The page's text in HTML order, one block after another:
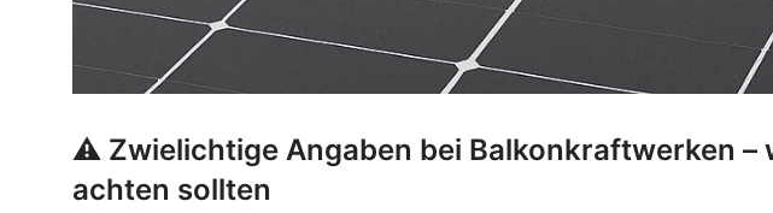
⚠️ Zwielichtige Angaben bei Balkonkraftwerken –
achten sollten